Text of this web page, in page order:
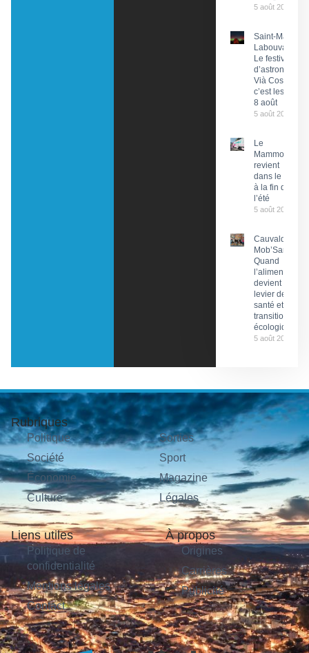
5 août 2026
Saint-Martin-
Labouval :
Le festival
d’astronomie
Vià Cosmos,
c’est les 7 et
8 août
5 août 2026
Le
Mammobile
revient
dans le Lot
à la fin de
l’été
5 août 2026
Cauvaldor –
Mob’Santé :
Quand
l’alimentation
devient un
levier de
santé et de
transition
écologique
5 août 2026
Rubriques
Politique
Société
Économie
Culture
Sorties
Sport
Magazine
Légales
Liens utiles
Politique de
confidentialité
Mentions légales
Contact
À propos
Origines
Carrières
Publicité